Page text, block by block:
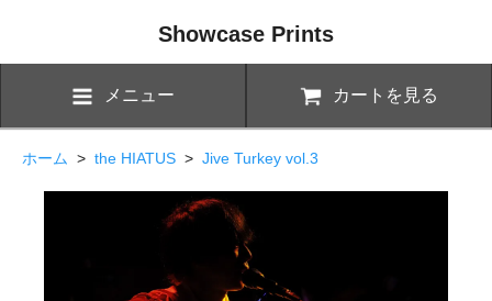
Showcase Prints
メニュー カートを見る
ホーム > the HIATUS > Jive Turkey vol.3